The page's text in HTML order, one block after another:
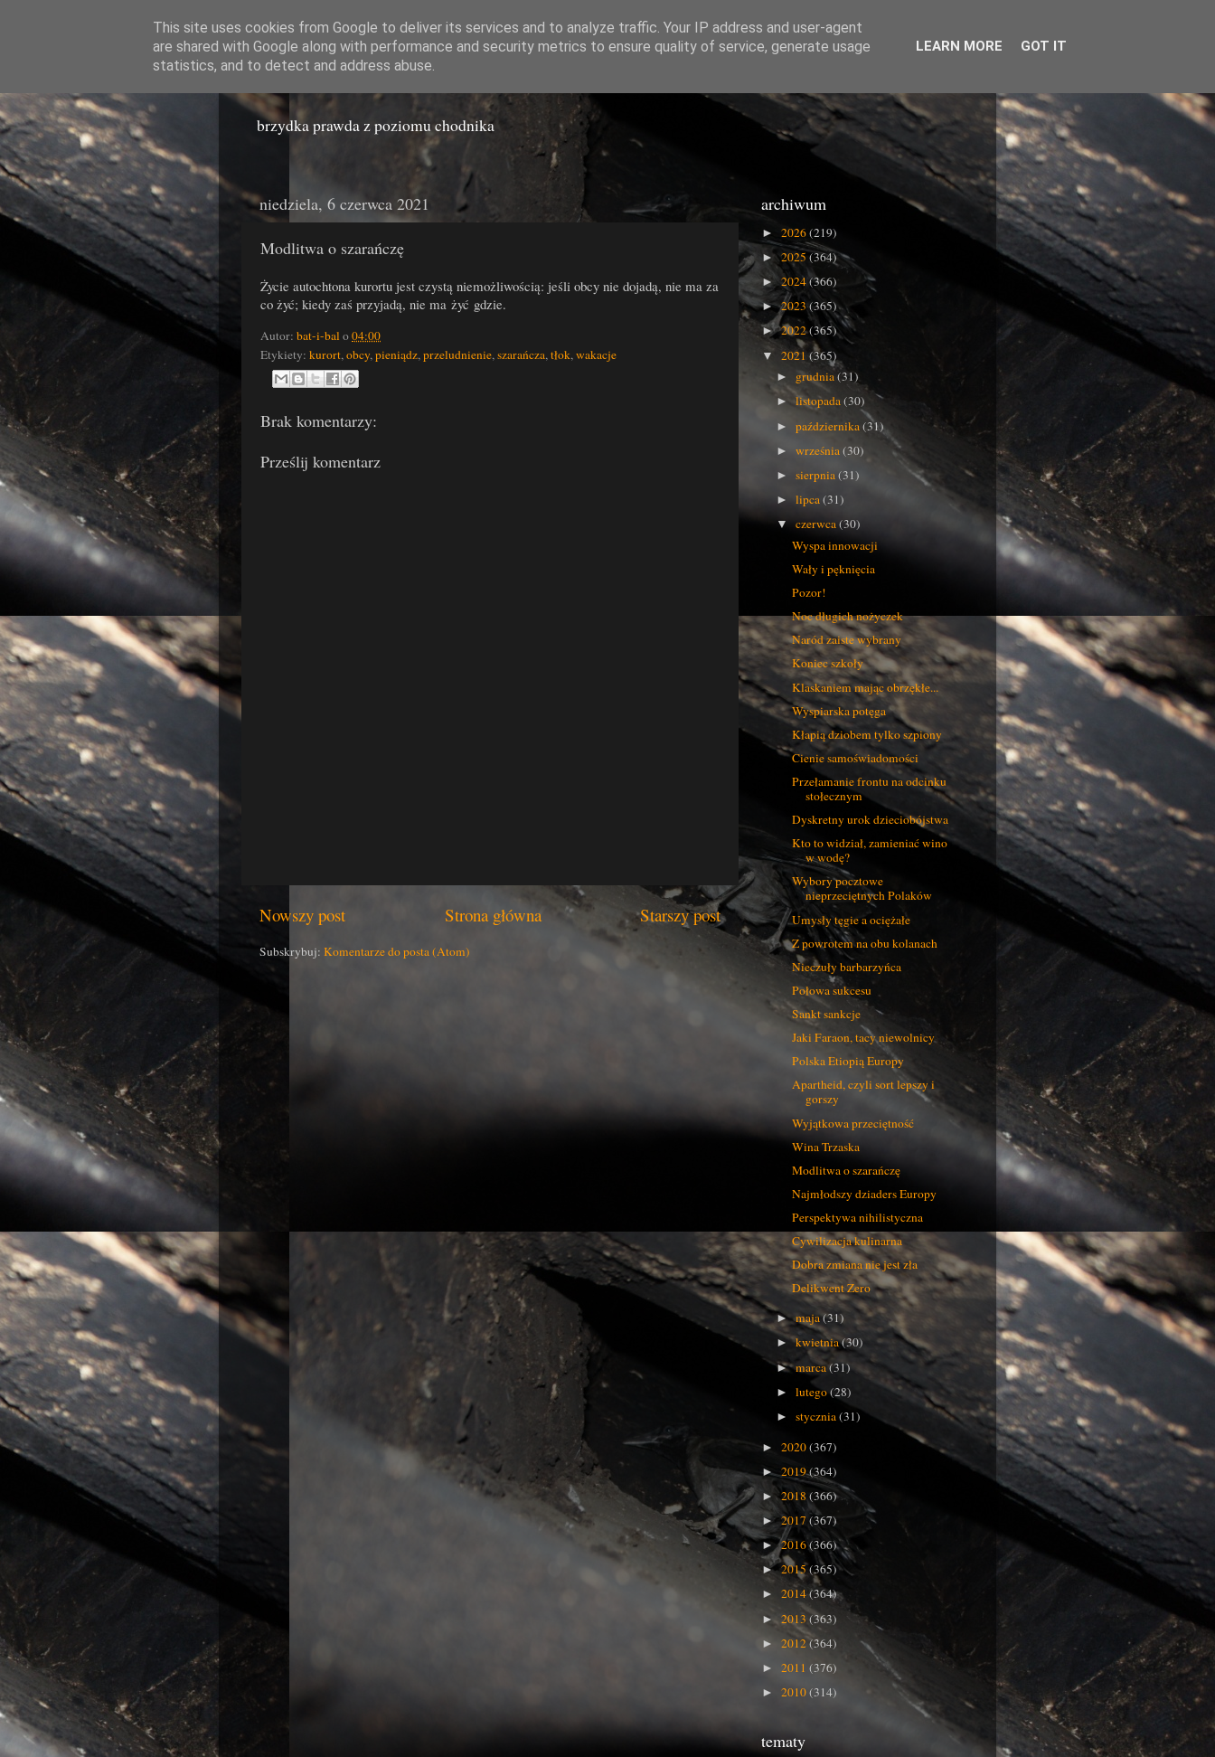
Miasto Gówna
brzydka prawda z poziomu chodnika
niedziela, 6 czerwca 2021
Modlitwa o szarańczę
Życie autochtona kurortu jest czystą niemożliwością: jeśli obcy nie dojadą, nie ma za
co żyć; kiedy zaś przyjadą, nie ma żyć gdzie.
Autor: bat-i-bal o04:00
Etykiety: kurort, obcy, pieniądz, przeludnienie, szarańcza, tłok, wakacje
Brak komentarzy:
Prześlij komentarz
Nowszy post Starszy post
Strona główna
Subskrybuj: Komentarze do posta (Atom)
archiwum
► 2026(219)
►2025(364)
► 2024(366)
►2023(365)
►2022(365)
▼ 2021(365)
► grudnia(31)
►listopada(30)
►października(31)
►września(30)
►sierpnia(31)
►lipca(31)
▼czerwca(30)
Wyspa innowacji
Wały i pęknięcia
Pozor!
Noc długich nożyczek
Naród zaiste wybrany
Koniec szkoły
Klaskaniem mając obrzękłe...
Wyspiarska potęga
Kłapią dziobem tylko szpiony
Cienie samoświadomości
Przełamanie frontu na odcinku
stołecznym
Dyskretny urok dzieciobójstwa
Kto to widział, zamieniać wino
w wodę?
Wybory pocztowe
nieprzeciętnych Polaków
Umysły tęgie a ociężałe
Z powrotem na obu kolanach
Nieczuły barbarzyńca
Połowa sukcesu
Sankt sankcje
Jaki Faraon, tacy niewolnicy
Polska Etiopią Europy
Apartheid, czyli sort lepszy i
gorszy
Wyjątkowa przeciętność
Wina Trzaska
Modlitwa o szarańczę
Najmłodszy dziaders Europy
Perspektywa nihilistyczna
Cywilizacja kulinarna
Dobra zmiana nie jest zła
Delikwent Zero
►maja(31)
►kwietnia(30)
►marca(31)
►lutego(28)
►stycznia(31)
► 2020(367)
► 2019(364)
►2018 (366)
► 2017(367)
►2016(366)
►2015(365)
► 2014(364)
► 2013 (363)
► 2012(364)
► 2011 (376)
► 2010(314)
tematy
This site uses cookies from Google to deliver its services and to analyze traffic. Your IP address and user-agent
are shared with Google along with performance and security metrics to ensure quality of service, generate usage
statistics, and to detect and address abuse.
LEARN MORE GOT IT